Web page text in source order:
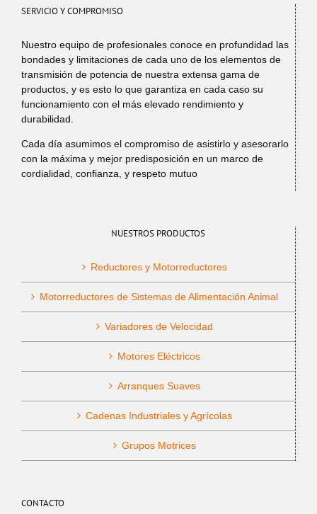
SERVICIO Y COMPROMISO
Nuestro equipo de profesionales conoce en profundidad las
bondades y limitaciones de cada uno de los elementos de
transmisión de potencia de nuestra extensa gama de
productos, y es esto lo que garantiza en cada caso su
funcionamiento con el más elevado rendimiento y
durabilidad.
Cada día asumimos el compromiso de asistirlo y asesorarlo
con la máxima y mejor predisposición en un marco de
cordialidad, confianza, y respeto mutuo
NUESTROS PRODUCTOS
Reductores y Motorreductores
Motorreductores de Sistemas de Alimentación Animal
Variadores de Velocidad
Motores Eléctricos
Arranques Suaves
Cadenas Industriales y Agrícolas
Grupos Motrices
CONTACTO